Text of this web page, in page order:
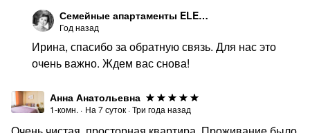
Семейные апартаменты ELENAHOTEL
Год назад
Ирина, спасибо за обратную связь. Для нас это
очень важно. Ждем вас снова!
Анна Анатольевна
1-комн. · На 7суток ·Три года назад